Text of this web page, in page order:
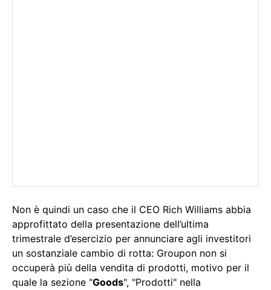
Non è quindi un caso che il CEO Rich Williams abbia
approfittato della presentazione dell’ultima
trimestrale d’esercizio per annunciare agli investitori
un sostanziale cambio di rotta: Groupon non si
occuperà più della vendita di prodotti, motivo per il
quale la sezione "Goods", "Prodotti" nella